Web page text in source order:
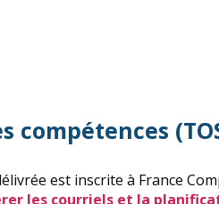
compétences
est inscrite à France
les courriels et la